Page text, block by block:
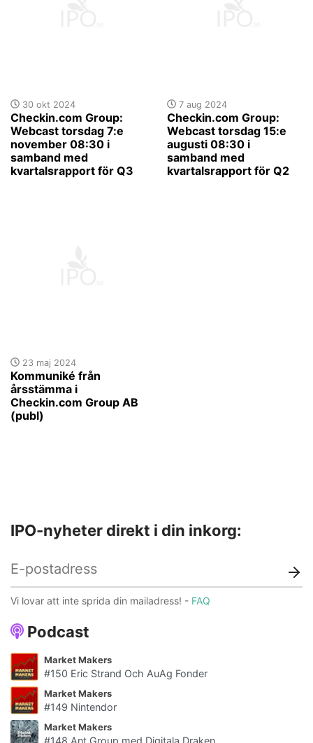
30 okt 2024
Checkin.com Group:
Webcast torsdag 7:e
november 08:30 i
samband med
kvartalsrapport för Q3
7 aug 2024
Checkin.com Group:
Webcast torsdag 15:e
augusti 08:30 i
samband med
kvartalsrapport för Q2
23 maj 2024
Kommuniké från
årsstämma i
Checkin.com Group AB
(publ)
Podcast
Market Makers
#150 Eric Strand Och AuAg Fonder
Market Makers
#149 Nintendor
Market Makers
#148 Ant Group med Digitala Draken
IPO-nyheter direkt i din inkorg:
Vi lovar att inte sprida din mailadress! - FAQ